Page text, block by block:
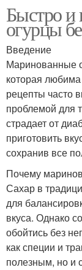
Быстро и
огурцы
Введение
Маринованные
которая
рецепты часто
проблемой для
страдает от
приготовить
сохранив все
Почему
Сахар в
для
вкуса. Однако
обойтись без
как специи и
полезным, но и